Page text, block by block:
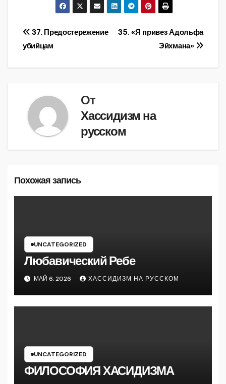
Навигация
по
35. «Я привез Адольфа
Эйхмана»
37. Предостережение
убийцам
От
Хассидизм на
русском
Похожая запись
UNCATEGORIZED
Любавический Ребе
МАЙ 6, 2026 ХАССИДИЗМ НА РУССКОМ
UNCATEGORIZED
ФИЛОСОФИЯ ХАСИДИЗМА